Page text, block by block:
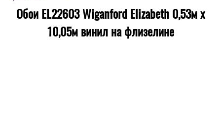
Обои EL22603 Wiganford Elizabeth 0,53м x
10,05м винил на флизелине